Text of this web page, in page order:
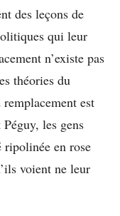
des leçons de
qui leur
n’existe pas
théories du
est
les gens
ripolinée en rose
voient ne leur